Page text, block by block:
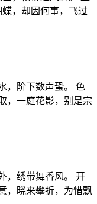
，却因何事，飞过
，阶下数声蛩。 色
，一庭花影，别是宗
，绣带舞香风。 开
，晓来攀折，为惜飘